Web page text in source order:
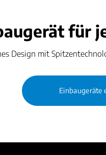
für
Design mit
Einbaugeräte